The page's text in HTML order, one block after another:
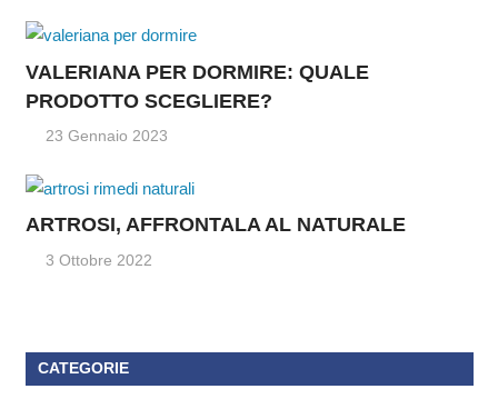
VALERIANA PER DORMIRE: QUALE
PRODOTTO SCEGLIERE?
23 Gennaio 2023
ARTROSI, AFFRONTALA AL NATURALE
3 Ottobre 2022
CATEGORIE